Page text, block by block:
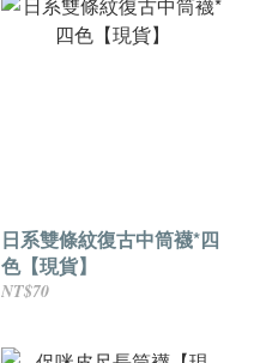
日系雙條紋復古中筒襪*四
色【現貨】
NT$70